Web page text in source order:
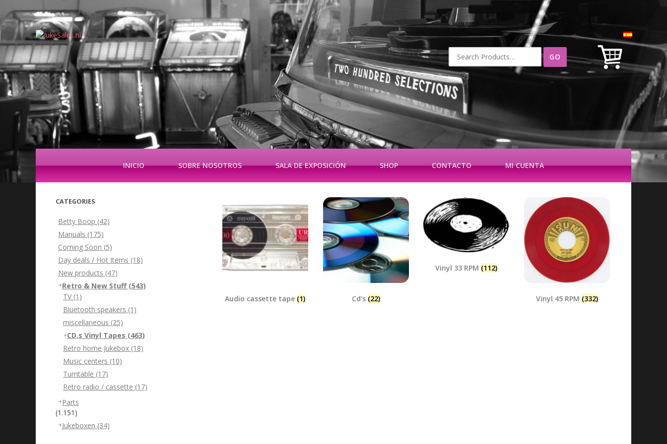
Buscar
por:
INICIO SOBRE NOSOTROS SALA DE EXPOSICIÓN SHOP CONTACTO MI CUENTA
Audio cassette tape (1) Cd's (22)
Vinyl 33 RPM (112)
Vinyl 45 RPM (332)
CATEGORIES
Betty Boop (42)
Manuals (175)
Coming Soon (5)
Day deals / Hot Items (18)
New products (47)
Retro & New Stuff (543)
TV (1)
Bluetooth speakers (1)
miscellaneous (25)
CD,s Vinyl Tapes (463)
Retro home Jukebox (18)
Music centers (10)
Turntable (17)
Retro radio / cassette (17)
Parts
(1.151)
Jukeboxen (34)